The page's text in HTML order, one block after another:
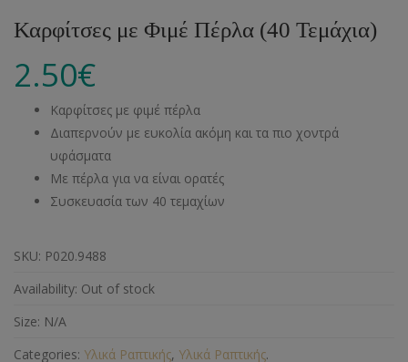
Καρφίτσες με Φιμέ Πέρλα (40 Τεμάχια)
2.50€
Καρφίτσες με φιμέ πέρλα
Διαπερνούν με ευκολία ακόμη και τα πιο χοντρά
υφάσματα
Με πέρλα για να είναι ορατές
Συσκευασία των 40 τεμαχίων
SKU: Ρ020.9488
Availability: Out of stock
Size: N/A
Categories: Υλικά Ραπτικής, Υλικά Ραπτικής.